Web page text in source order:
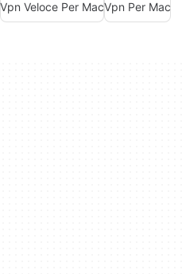
Vpn Veloce Per MacVpn Per Mac